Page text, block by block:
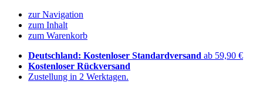
zur Navigation
zum Inhalt
zum Warenkorb
Deutschland: Kostenloser Standardversand ab 59,90 €
Kostenloser Rückversand
Zustellung in 2 Werktagen.